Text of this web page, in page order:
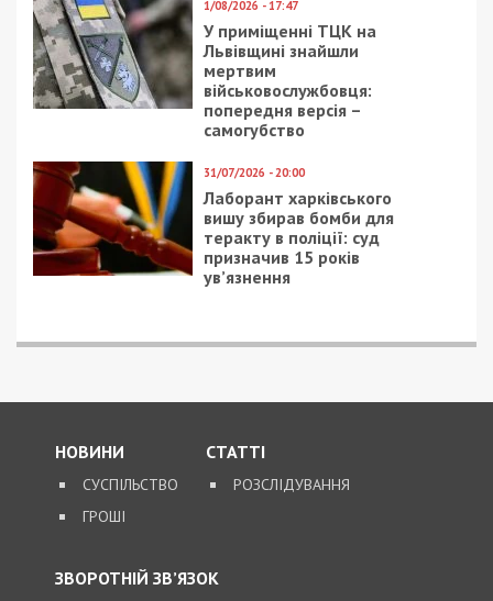
23/02/2026 - 10:31
Мільйонні збитки у
нацпарку
“Білоозерський”: в.о.
директора
повідомлено про
підозру
8/05/2020 - 13:54
Насмерть стояли
студенты: как сейчас
выглядит наивысшая
точка города (фото)